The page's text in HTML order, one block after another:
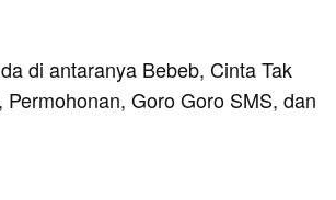
di antaranya Bebeb, Cinta Tak
Goro Goro SMS, dan